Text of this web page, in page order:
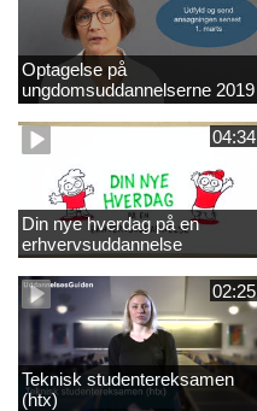
Optagelse på
ungdomsuddannelserne 2019
04:34
Din nye hverdag på en
erhvervsuddannelse
02:25
Teknisk studentereksamen
(htx)